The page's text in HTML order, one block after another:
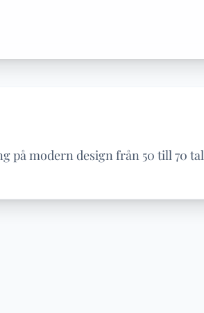
på modern design från 50 till 70 tal